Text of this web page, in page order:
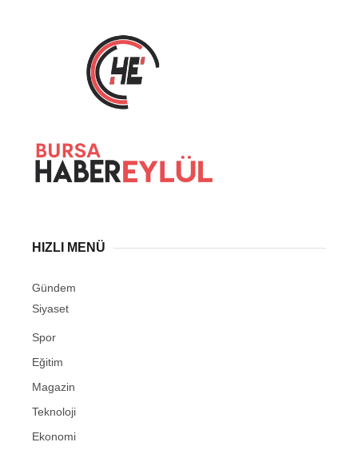
HIZLI MENÜ
Gündem
Siyaset
Spor
Eğitim
Magazin
Teknoloji
Ekonomi